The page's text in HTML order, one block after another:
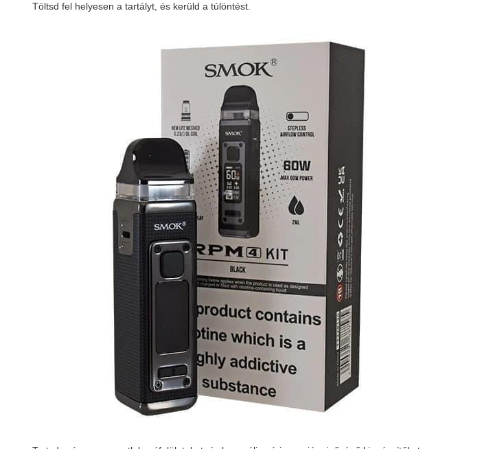
Töltsd fel helyesen a tartályt, és kerüld a túlöntést.